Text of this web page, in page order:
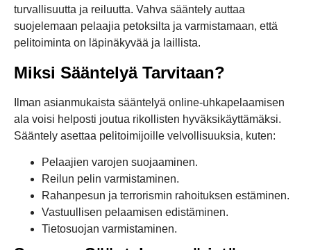
turvallisuutta ja reiluutta. Vahva sääntely auttaa
suojelemaan pelaajia petoksilta ja varmistamaan, että
pelitoiminta on läpinäkyvää ja laillista.
Miksi Sääntelyä Tarvitaan?
Ilman asianmukaista sääntelyä online-uhkapelaamisen
ala voisi helposti joutua rikollisten hyväksikäyttämäksi.
Sääntely asettaa pelitoimijoille velvollisuuksia, kuten:
Pelaajien varojen suojaaminen.
Reilun pelin varmistaminen.
Rahanpesun ja terrorismin rahoituksen estäminen.
Vastuullisen pelaamisen edistäminen.
Tietosuojan varmistaminen.